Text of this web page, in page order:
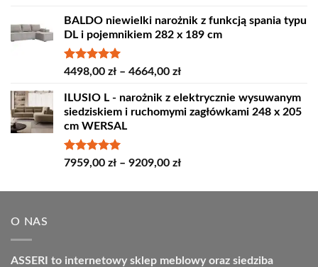
od
4389,00 zł
4809,00 zł
BALDO niewielki narożnik z funkcją spania typu
DL i pojemnikiem 282 x 189 cm
Oceniono
4498,00 zł – 4664,00 złZakres
od
4498,00 zł
ILUSIO L - narożnik z elektrycznie wysuwanym
siedziskiem i ruchomymi zagłówkami 248 x 205
cm WERSAL
Oceniono
7959,00 zł – 9209,00 złZakres
od
O NAS
ASSERI to internetowy sklep meblowy oraz siedziba